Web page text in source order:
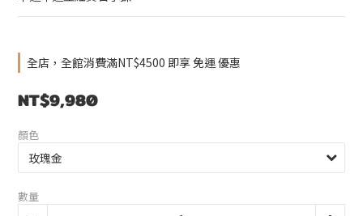
全店，全館消費滿NT$4500 即享 免運 優惠
NT$9,980
顏色
數量